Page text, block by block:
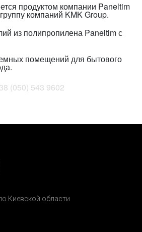
продуктом компании Paneltim
компаний KMK Group.
из полипропилена Paneltim с
помещений для бытового
(050) 543 9602
Киевской области